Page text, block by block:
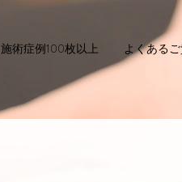
施術症例100枚以上 よくある